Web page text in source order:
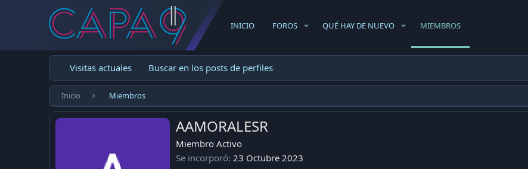
INICIO FOROS QUÉ HAY DE NUEVO MIEMBROS
Visitas actuales Buscar en los posts de perfiles
Inicio Miembros
AAMORALESR
Miembro Activo
Se incorporó 23 Octubre 2023